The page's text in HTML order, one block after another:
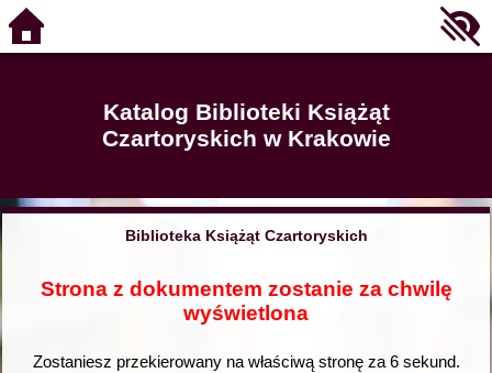
Katalog Biblioteki Książąt
Czartoryskich w Krakowie
Biblioteka Książąt Czartoryskich
Strona z dokumentem zostanie za chwilę
wyświetlona
Zostaniesz przekierowany na właściwą stronę za 6sekund.